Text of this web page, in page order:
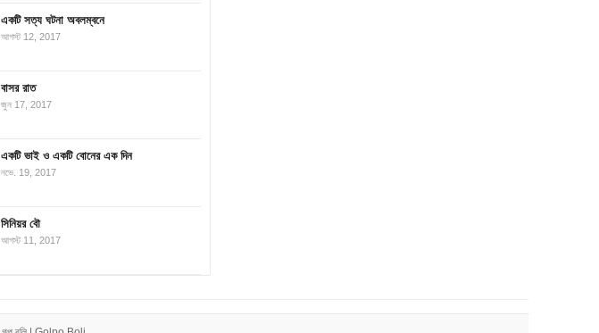
একটি সত্য ঘটনা অবলম্বনে
আগস্ট 12, 2017
বাসর রাত
জুন 17, 2017
একটি ভাই ও একটি বোনের এক দিন
নভে. 19, 2017
সিনিয়র বৌ
আগস্ট 11, 2017